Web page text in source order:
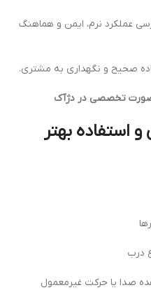
عملکرد نرم، ایمن و هماهنگ
صحیح و نگهداری به مشتری.
تخصصی در دژآک
استفاده بهتر
درب
صدا یا حرکت غیرمعمول